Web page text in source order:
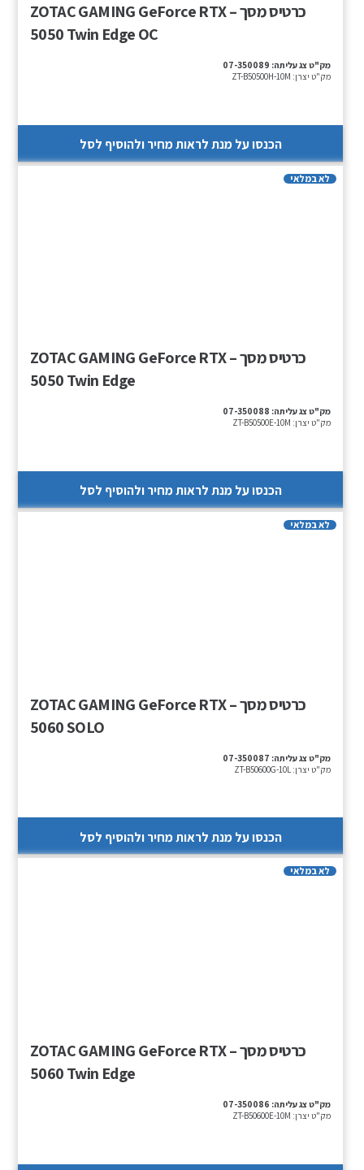
כרטיס מסך – ZOTAC GAMING GeForce RTX
5050 Twin Edge OC
מק"ט צג עליתה: 07-350089
מק"ט יצרן: ZT-B50500H-10M
הכנסו על מנת לראות מחיר ולהוסיף לסל
לא במלאי
כרטיס מסך – ZOTAC GAMING GeForce RTX
5050 Twin Edge
מק"ט צג עליתה: 07-350088
מק"ט יצרן: ZT-B50500E-10M
הכנסו על מנת לראות מחיר ולהוסיף לסל
לא במלאי
כרטיס מסך – ZOTAC GAMING GeForce RTX
5060 SOLO
מק"ט צג עליתה: 07-350087
מק"ט יצרן: ZT-B50600G-10L
הכנסו על מנת לראות מחיר ולהוסיף לסל
לא במלאי
כרטיס מסך – ZOTAC GAMING GeForce RTX
5060 Twin Edge
מק"ט צג עליתה: 07-350086
מק"ט יצרן: ZT-B50600E-10M